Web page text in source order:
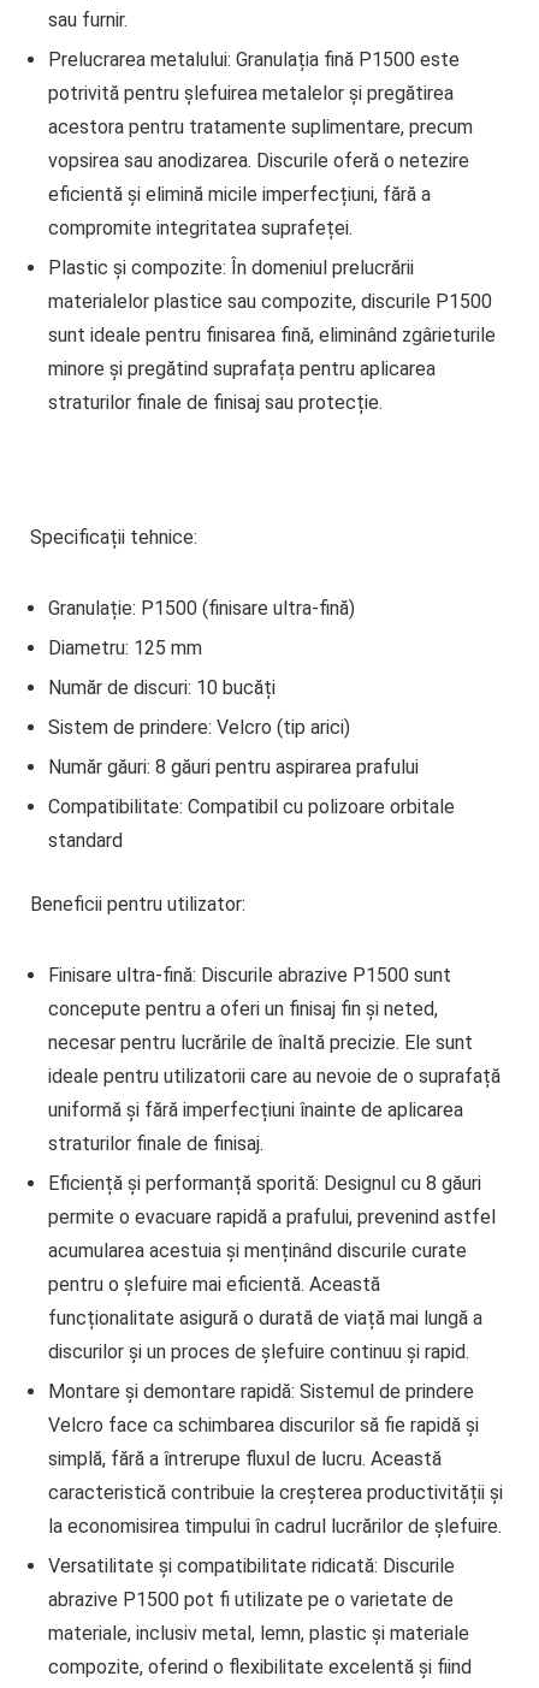
sau furnir.
Prelucrarea metalului: Granulația fină P1500 este
potrivită pentru șlefuirea metalelor și pregătirea
acestora pentru tratamente suplimentare, precum
vopsirea sau anodizarea. Discurile oferă o netezire
eficientă și elimină micile imperfecțiuni, fără a
compromite integritatea suprafeței.
Plastic și compozite: În domeniul prelucrării
materialelor plastice sau compozite, discurile P1500
sunt ideale pentru finisarea fină, eliminând zgârieturile
minore și pregătind suprafața pentru aplicarea
straturilor finale de finisaj sau protecție.
Specificații tehnice:
Granulație: P1500 (finisare ultra-fină)
Diametru: 125 mm
Număr de discuri: 10 bucăți
Sistem de prindere: Velcro (tip arici)
Număr găuri: 8 găuri pentru aspirarea prafului
Compatibilitate: Compatibil cu polizoare orbitale
standard
Beneficii pentru utilizator:
Finisare ultra-fină: Discurile abrazive P1500 sunt
concepute pentru a oferi un finisaj fin și neted,
necesar pentru lucrările de înaltă precizie. Ele sunt
ideale pentru utilizatorii care au nevoie de o suprafață
uniformă și fără imperfecțiuni înainte de aplicarea
straturilor finale de finisaj.
Eficiență și performanță sporită: Designul cu 8 găuri
permite o evacuare rapidă a prafului, prevenind astfel
acumularea acestuia și menținând discurile curate
pentru o șlefuire mai eficientă. Această
funcționalitate asigură o durată de viață mai lungă a
discurilor și un proces de șlefuire continuu și rapid.
Montare și demontare rapidă: Sistemul de prindere
Velcro face ca schimbarea discurilor să fie rapidă și
simplă, fără a întrerupe fluxul de lucru. Această
caracteristică contribuie la creșterea productivității și
la economisirea timpului în cadrul lucrărilor de șlefuire.
Versatilitate și compatibilitate ridicată: Discurile
abrazive P1500 pot fi utilizate pe o varietate de
materiale, inclusiv metal, lemn, plastic și materiale
compozite, oferind o flexibilitate excelentă și fiind